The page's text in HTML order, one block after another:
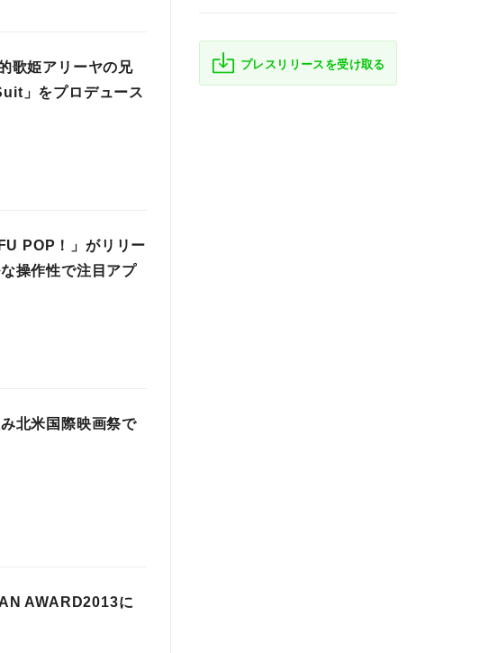
歌姫アリーヤの兄
」をプロデュース
POP！」がリリー
操作性で注目アプ
北米国際映画祭で
AWARD2013に
プレスリリースを受け取る